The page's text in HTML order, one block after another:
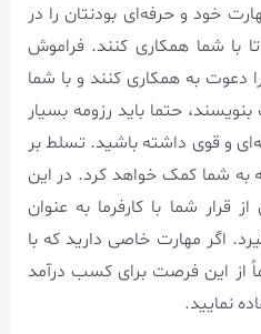
خود و حرفه‌ای بودنتان را در
با شما همکاری کنند. فراموش
دعوت به همکاری کنند و با شما
حتما باید رزومه بسیار
و قوی داشته باشید. تسلط بر
به شما کمک خواهد کرد. در این
قرار شما با کارفرما به عنوان
اگر مهارت خاصی دارید که با
از این فرصت برای کسب درآمد
نمایید.